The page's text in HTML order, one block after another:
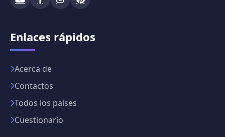
Enlaces rápidos
Acerca de
Contactos
Todos los países
Cuestionario